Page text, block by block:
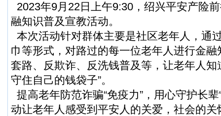
2023年9月22日上午9:30，绍兴平安产险
融知识普及宣教活动。
本次活动针对群体主要是社区老年人，通
巾等形式，对路过的每一位老年人进行金
套路、反欺诈、反洗钱普及等，让老年人知
守住自己的钱袋子”。
提高老年防范诈骗“免疫力”，用心守护长
动让老年人感受到平安人的关爱，社会的关